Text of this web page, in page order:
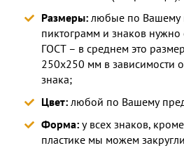
Размеры: любые по Вашему
пиктограмм и знаков
ГОСТ – в среднем это
250х250 мм в зависимости
знака;
Цвет: любой по Вашему
Форма: у всех знаков,
пластике мы можем